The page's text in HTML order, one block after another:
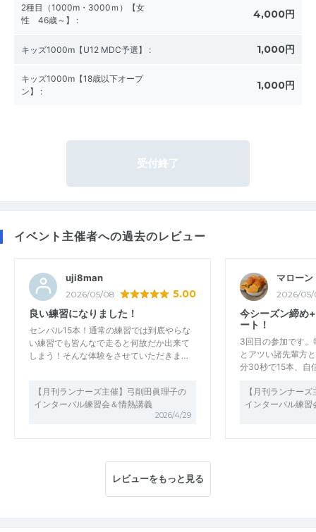
2種目（1000m・3000ｍ）【女
性 46歳～】 : 4,000円
キッズ1000m【U12 MDC予選】 : 1,000円
キッズ1000m【18歳以下オープ
ン】 : 1,000円
受付終了
イベント主催者への過去のレビュー
uji8man
2026/05/08 5.00
良い練習になりました！
センバル15本！通常の練習では到底やらな
い練習でも皆んなで走ると何故だか出来て
しまう！そんな体験をさせていただきま…
【月刊ランナーズ主催】弓削田眞理子の
インターバル練習会＆情熱講義
2026/4/29
マローン
2026/
今シーズン締め
ート！
3回目の参加です
とアツい諸先輩方
分30秒で15本、自
【月刊ランナー
インターバル練習
レビューをもっと見る